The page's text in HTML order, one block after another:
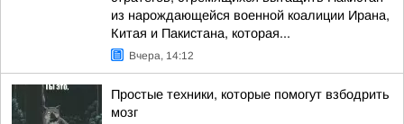
из нарождающейся военной коалиции Ирана,
Китая и Пакистана, которая...
Вчера, 14:12
Простые техники, которые помогут взбодрить
мозг